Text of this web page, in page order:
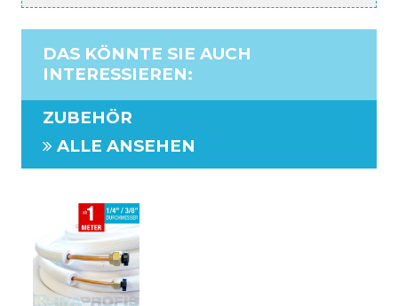
DAS KÖNNTE SIE AUCH
INTERESSIEREN:
ZUBEHÖR
ALLE ANSEHEN